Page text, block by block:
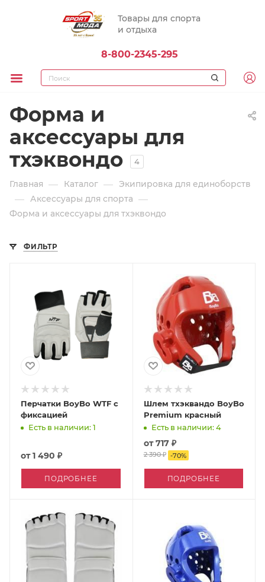
Товары для спорта
и отдыха
8-800-2345-295
Форма и
аксессуары для
тхэквондо
4
Главная — Каталог — Экипировка для единоборств
— Аксессуары для спорта —
Форма и аксессуары для тхэквондо
ФИЛЬТР
Перчатки BoyBo WTF с
фиксацией
Есть в наличии: 1
от1 490 ₽
ПОДРОБНЕЕ
Шлем тхэквандо BoyBo
Premium красный
Есть в наличии: 4
от717 ₽
2 390 ₽ -70%
ПОДРОБНЕЕ